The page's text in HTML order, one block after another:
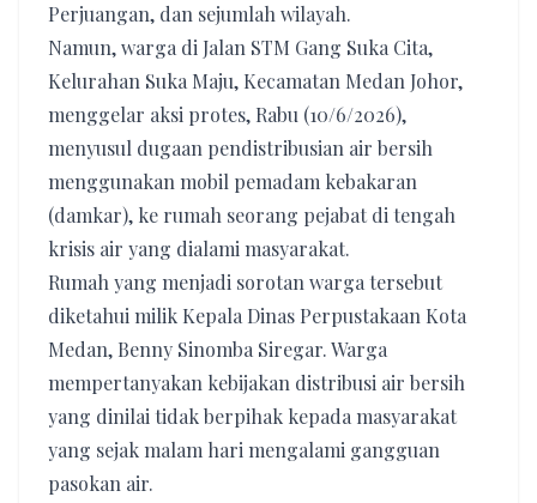
Perjuangan, dan sejumlah wilayah.
Namun, warga di Jalan STM Gang Suka Cita,
Kelurahan Suka Maju, Kecamatan Medan Johor,
menggelar aksi protes, Rabu (10/6/2026),
menyusul dugaan pendistribusian air bersih
menggunakan mobil pemadam kebakaran
(damkar), ke rumah seorang pejabat di tengah
krisis air yang dialami masyarakat.
Rumah yang menjadi sorotan warga tersebut
diketahui milik Kepala Dinas Perpustakaan Kota
Medan, Benny Sinomba Siregar. Warga
mempertanyakan kebijakan distribusi air bersih
yang dinilai tidak berpihak kepada masyarakat
yang sejak malam hari mengalami gangguan
pasokan air.